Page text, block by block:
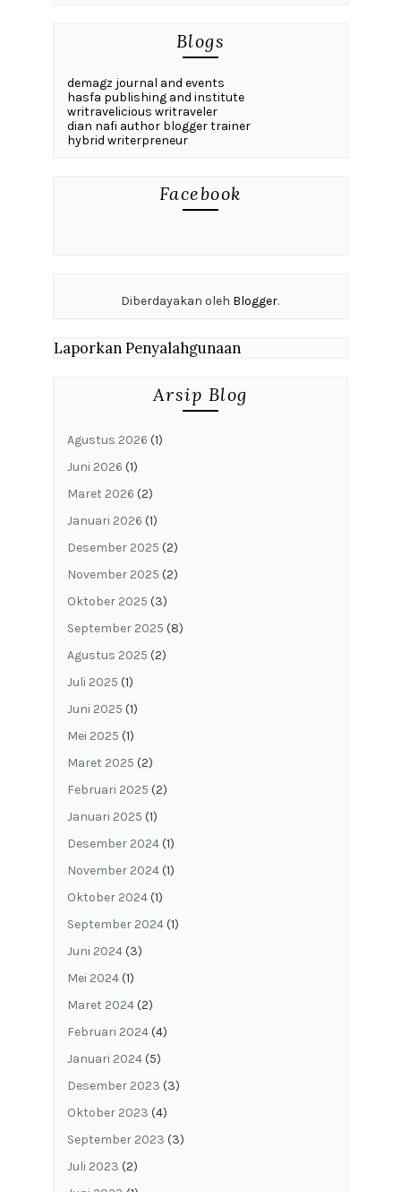
Blogs
demagz journal and events
hasfa publishing and institute
writravelicious writraveler
dian nafi author blogger trainer
hybrid writerpreneur
Facebook
Diberdayakan oleh Blogger.
Laporkan Penyalahgunaan
Arsip Blog
Agustus 2026 (1)
Juni 2026 (1)
Maret 2026 (2)
Januari 2026 (1)
Desember 2025 (2)
November 2025 (2)
Oktober 2025 (3)
September 2025 (8)
Agustus 2025 (2)
Juli 2025 (1)
Juni 2025 (1)
Mei 2025 (1)
Maret 2025 (2)
Februari 2025 (2)
Januari 2025 (1)
Desember 2024(1)
November 2024(1)
Oktober 2024(1)
September 2024(1)
Juni 2024(3)
Mei 2024(1)
Maret 2024(2)
Februari 2024(4)
Januari 2024(5)
Desember 2023 (3)
Oktober 2023 (4)
September 2023 (3)
Juli 2023 (2)